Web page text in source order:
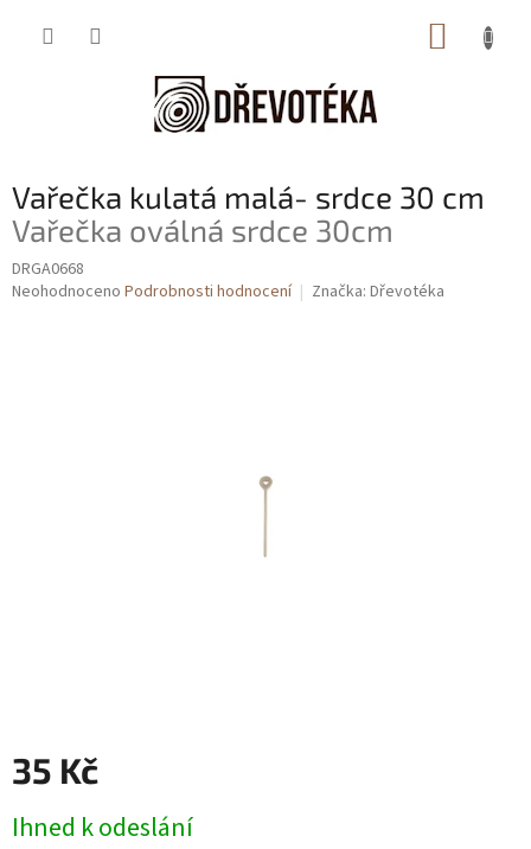
Vařečka kulatá malá- srdce 30 cm
Vařečka oválná srdce 30cm
DRGA0668
Průměrné
Neohodnoceno Podrobnosti hodnocení Značka: Dřevotéka
35 Kč
cena:
Ihned k odeslání